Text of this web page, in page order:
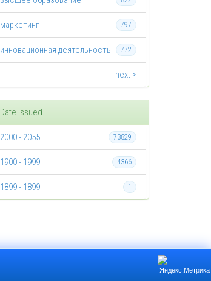
797
маркетинг
772
инновационная деятельность
next >
Date issued
73829
2000 - 2055
4366
1900 - 1999
1
1899 - 1899